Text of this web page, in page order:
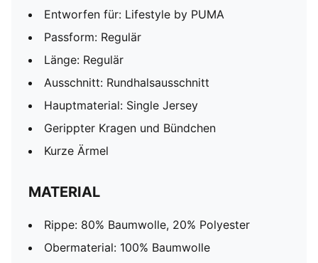
Entworfen für: Lifestyle by PUMA
Passform: Regulär
Länge: Regulär
Ausschnitt: Rundhalsausschnitt
Hauptmaterial: Single Jersey
Gerippter Kragen und Bündchen
Kurze Ärmel
MATERIAL
Rippe: 80% Baumwolle, 20% Polyester
Obermaterial: 100% Baumwolle